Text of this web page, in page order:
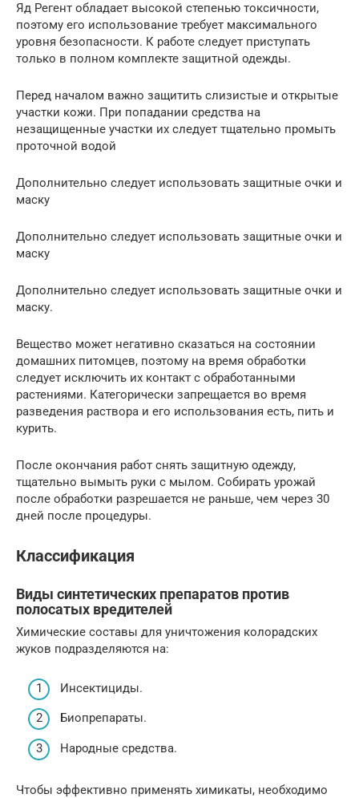
Яд Регент обладает высокой степенью токсичности,
поэтому его использование требует максимального
уровня безопасности. К работе следует приступать
только в полном комплекте защитной одежды.
Перед началом важно защитить слизистые и открытые
участки кожи. При попадании средства на
незащищенные участки их следует тщательно промыть
проточной водой
Дополнительно следует использовать защитные очки и
маску
Дополнительно следует использовать защитные очки и
маску
Дополнительно следует использовать защитные очки и
маску.
Вещество может негативно сказаться на состоянии
домашних питомцев, поэтому на время обработки
следует исключить их контакт с обработанными
растениями. Категорически запрещается во время
разведения раствора и его использования есть, пить и
курить.
После окончания работ снять защитную одежду,
тщательно вымыть руки с мылом. Собирать урожай
после обработки разрешается не раньше, чем через 30
дней после процедуры.
Классификация
Виды синтетических препаратов против
полосатых вредителей
Химические составы для уничтожения колорадских
жуков подразделяются на:
Инсектициды.
Биопрепараты.
Народные средства.
Чтобы эффективно применять химикаты, необходимо